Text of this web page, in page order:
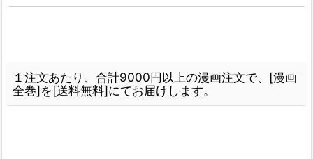
１注文あたり、合計9000円以上の漫画注文で、[漫画
全巻]を[送料無料]にてお届けします。